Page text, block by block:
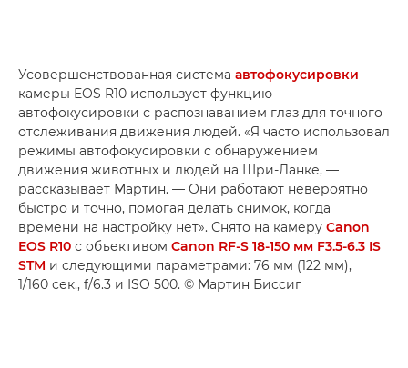
Усовершенствованная система автофокусировки
камеры EOS R10 использует функцию
автофокусировки с распознаванием глаз для точного
отслеживания движения людей. «Я часто использовал
режимы автофокусировки с обнаружением
движения животных и людей на Шри-Ланке, —
рассказывает Мартин. — Они работают невероятно
быстро и точно, помогая делать снимок, когда
времени на настройку нет». Снято на камеру Canon
EOS R10 с объективом Canon RF-S 18-150 мм F3.5-6.3 IS
STM и следующими параметрами: 76 мм (122 мм),
1/160 сек., f/6.3 и ISO 500. © Мартин Биссиг